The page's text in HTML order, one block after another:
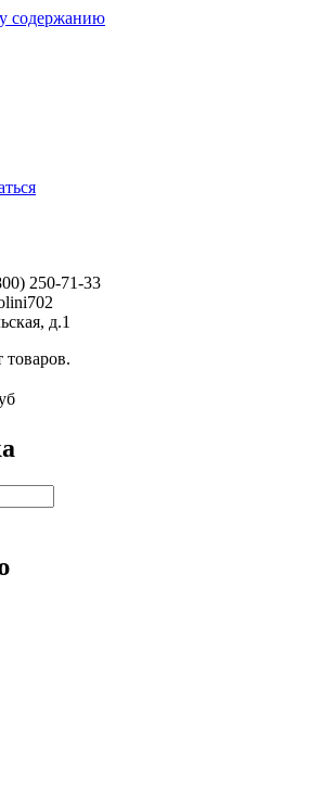
содержанию
250-71-33
д.1